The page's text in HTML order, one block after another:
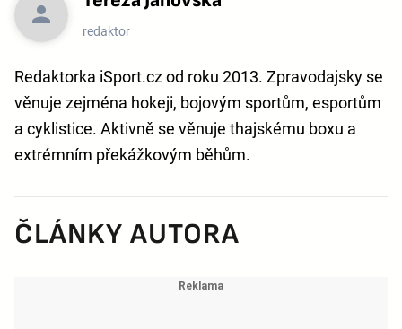
redaktor
Redaktorka iSport.cz od roku 2013. Zpravodajsky se
věnuje zejména hokeji, bojovým sportům, esportům
a cyklistice. Aktivně se věnuje thajskému boxu a
extrémním překážkovým běhům.
ČLÁNKY AUTORA